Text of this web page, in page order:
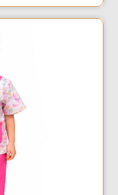
desde
S/45.00